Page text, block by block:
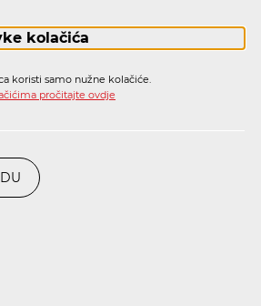
kolačića
koristi samo nužne kolačiće.
pročitajte ovdje
Pošta